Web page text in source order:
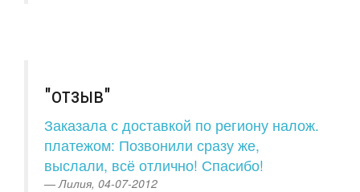
"отзыв"
Заказала с доставкой по региону налож.
платежом: Позвонили сразу же,
выслали, всё отлично! Спасибо!
Лилия, 04-07-2012